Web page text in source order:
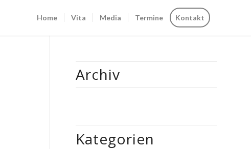
Home Vita Media Termine Kontakt
Archiv
Kategorien